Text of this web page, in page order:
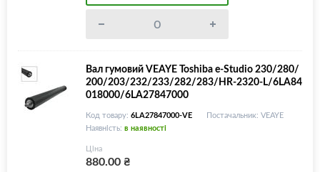
Вал гумовий VEAYE Toshiba e-Studio 230/280/
200/203/232/233/282/283/HR-2320-L/6LA84
018000/6LA27847000
Код товару: 6LA27847000-VE
Постачальник: VEAYE
Наявність: в наявності
Ціна
880.00₴